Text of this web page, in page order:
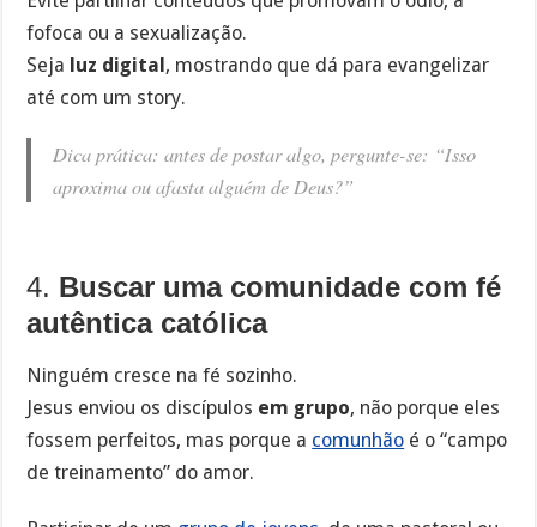
fofoca ou a sexualização.
Seja luz digital, mostrando que dá para evangelizar
até com um story.
Dica prática: antes de postar algo, pergunte-se: “Isso
aproxima ou afasta alguém de Deus?”
4. Buscar uma comunidade com fé
autêntica católica
Ninguém cresce na fé sozinho.
Jesus enviou os discípulos em grupo, não porque eles
fossem perfeitos, mas porque a comunhão é o “campo
de treinamento” do amor.